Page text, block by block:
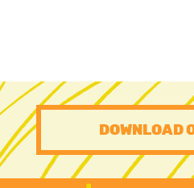
PRE
FOOTER
CTA
DOWNLOAD